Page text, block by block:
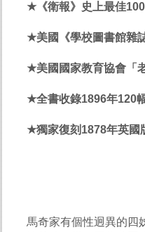
★《衛報》史上最佳100
★美國《學校圖書館雜
★美國國家教育協會「
★全書收錄1896年120
★獨家復刻 1878年英國
馬奇家有個性迥異的四